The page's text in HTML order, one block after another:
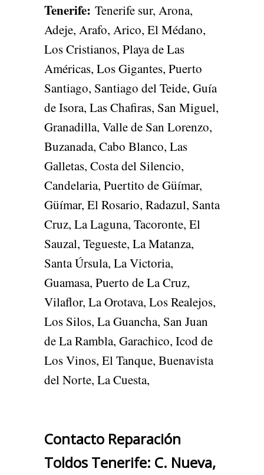
Tenerife: Tenerife sur, Arona,
Adeje, Arafo, Arico, El Médano,
Los Cristianos, Playa de Las
Américas, Los Gigantes, Puerto
Santiago, Santiago del Teide, Guía
de Isora, Las Chafiras, San Miguel,
Granadilla, Valle de San Lorenzo,
Buzanada, Cabo Blanco, Las
Galletas, Costa del Silencio,
Candelaria, Puertito de Güímar,
Güímar, El Rosario, Radazul, Santa
Cruz, La Laguna, Tacoronte, El
Sauzal, Tegueste, La Matanza,
Santa Úrsula, La Victoria,
Guamasa, Puerto de La Cruz,
Vilaflor, La Orotava, Los Realejos,
Los Silos, La Guancha, San Juan
de La Rambla, Garachico, Icod de
Los Vinos, El Tanque, Buenavista
del Norte, La Cuesta,
Contacto Reparación
Toldos Tenerife: C. Nueva,